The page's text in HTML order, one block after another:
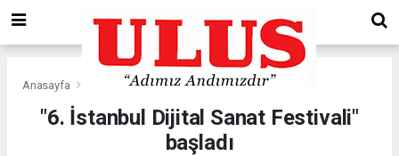
Anasayfa Gündem
"6. İstanbul Dijital Sanat Festivali"
başladı